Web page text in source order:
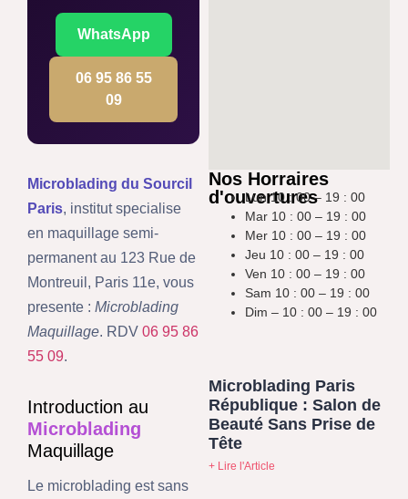
WhatsApp
06 95 86 55
09
Microblading du Sourcil
Paris, institut specialise
en maquillage semi-
permanent au 123 Rue de
Montreuil, Paris 11e, vous
presente : Microblading
Maquillage. RDV 06 95 86
55 09.
Introduction au
Microblading
Maquillage
Le microblading est sans
Nos Horraires
d'ouvertures
Lun 10 : 00 – 19 : 00
Mar 10 : 00 – 19 : 00
Mer 10 : 00 – 19 : 00
Jeu 10 : 00 – 19 : 00
Ven 10 : 00 – 19 : 00
Sam 10 : 00 – 19 : 00
Dim – 10 : 00 – 19 : 00
Microblading Paris
République : Salon de
Beauté Sans Prise de
Tête
+ Lire l'Article